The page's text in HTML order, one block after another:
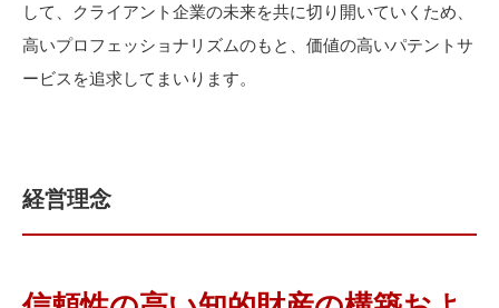
して、クライアント企業の未来を共に切り開いていくため、
高いプロフェッショナリズムのもと、価値の高いパテントサ
ービスを追求してまいります。
経営理念